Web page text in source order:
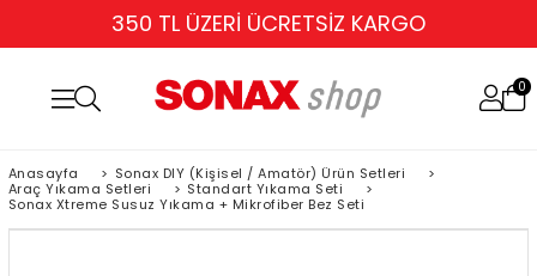
350 TL ÜZERİ ÜCRETSİZ KARGO
0
Anasayfa > Sonax DIY (Kişisel / Amatör) Ürün Setleri
>
Araç Yıkama Setleri
> Standart Yıkama Seti
>
Sonax Xtreme Susuz Yıkama + Mikrofiber Bez Seti